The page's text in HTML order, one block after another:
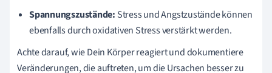
Spannungszustände: Stress und Angstzustände können
ebenfalls durch oxidativen Stress verstärkt werden.
Achte darauf, wie Dein Körper reagiert und dokumentiere
Veränderungen, die auftreten, um die Ursachen besser zu